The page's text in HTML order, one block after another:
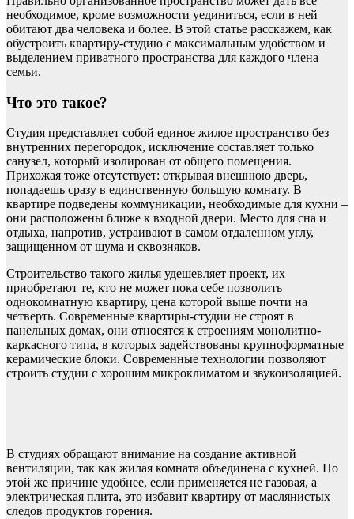
необходимое, кроме возможности уединиться, если в ней
обитают два человека и более. В этой статье расскажем, как
обустроить квартиру-студию с максимальным удобством и
выделением приватного пространства для каждого члена
семьи.
Что это такое?
Студия представляет собой единое жилое пространство без
внутренних перегородок, исключение составляет только
санузел, который изолирован от общего помещения.
Прихожая тоже отсутствует: открывая внешнюю дверь,
попадаешь сразу в единственную большую комнату. В
квартире подведены коммуникации, необходимые для кухни –
они расположены ближе к входной двери. Место для сна и
отдыха, напротив, устраивают в самом отдаленном углу,
защищенном от шума и сквозняков.
Строительство такого жилья удешевляет проект, их
приобретают те, кто не может пока себе позволить
однокомнатную квартиру, цена которой выше почти на
четверть. Современные квартиры-студии не строят в
панельных домах, они относятся к строениям монолитно-
каркасного типа, в которых задействованы крупноформатные
керамические блоки. Современные технологии позволяют
строить студии с хорошим микроклиматом и звукоизоляцией.
В студиях обращают внимание на создание активной
вентиляции, так как жилая комната объединена с кухней. По
этой же причине удобнее, если применяется не газовая, а
электрическая плита, это избавит квартиру от маслянистых
следов продуктов горения.